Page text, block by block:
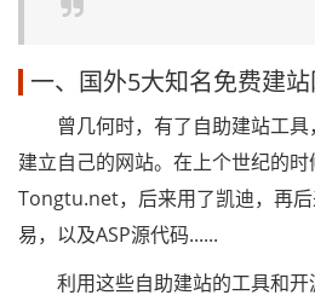
一、国外5大知名免费建
曾几何时，有了自助建站工具
建立自己的网站。在上个世纪的
Tongtu.net，后来用了凯迪，再
易，以及ASP源代码......
利用这些自助建站的工具和开